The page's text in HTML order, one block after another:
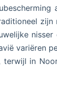
zijn
variëren
terwijl in